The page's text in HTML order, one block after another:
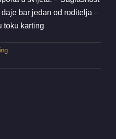
bar jedan od roditelja –
toku karting